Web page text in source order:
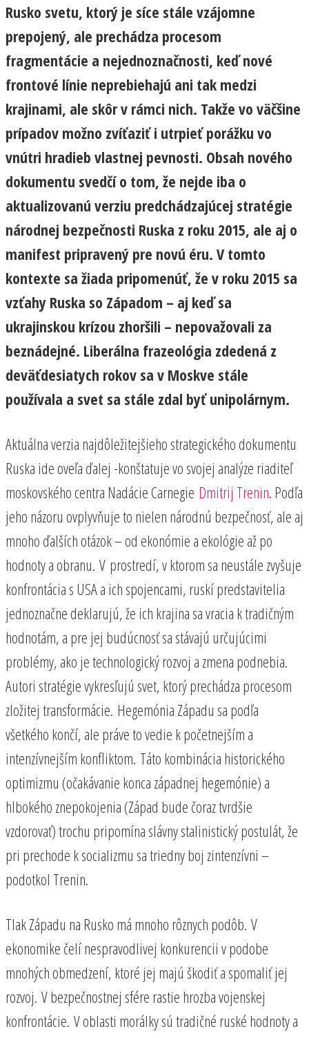
Rusko svetu, ktorý je síce stále vzájomne
prepojený, ale prechádza procesom
fragmentácie a nejednoznačnosti, keď nové
frontové línie neprebiehajú ani tak medzi
krajinami, ale skôr v rámci nich. Takže vo väčšine
prípadov možno zvíťaziť i utrpieť porážku vo
vnútri hradieb vlastnej pevnosti. Obsah nového
dokumentu svedčí o tom, že nejde iba o
aktualizovanú verziu predchádzajúcej stratégie
národnej bezpečnosti Ruska z roku 2015, ale aj o
manifest pripravený pre novú éru. V tomto
kontexte sa žiada pripomenúť, že v roku 2015 sa
vzťahy Ruska so Západom – aj keď sa
ukrajinskou krízou zhoršili – nepovažovali za
beznádejné. Liberálna frazeológia zdedená z
deväťdesiatych rokov sa v Moskve stále
používala a svet sa stále zdal byť unipolárnym.
Aktuálna verzia najdôležitejšieho strategického dokumentu
Ruska ide oveľa ďalej -konštatuje vo svojej analýze riaditeľ
moskovského centra Nadácie Carnegie Dmitrij Trenin. Podľa
jeho názoru ovplyvňuje to nielen národnú bezpečnosť, ale aj
mnoho ďalších otázok – od ekonómie a ekológie až po
hodnoty a obranu. V prostredí, v ktorom sa neustále zvyšuje
konfrontácia s USA a ich spojencami, ruskí predstavitelia
jednoznačne deklarujú, že ich krajina sa vracia k tradičným
hodnotám, a pre jej budúcnosť sa stávajú určujúcimi
problémy, ako je technologický rozvoj a zmena podnebia.
Autori stratégie vykresľujú svet, ktorý prechádza procesom
zložitej transformácie. Hegemónia Západu sa podľa
všetkého končí, ale práve to vedie k početnejším a
intenzívnejším konfliktom. Táto kombinácia historického
optimizmu (očakávanie konca západnej hegemónie) a
hlbokého znepokojenia (Západ bude čoraz tvrdšie
vzdorovať) trochu pripomína slávny stalinistický postulát, že
pri prechode k socializmu sa triedny boj zintenzívni –
podotkol Trenin.
Tlak Západu na Rusko má mnoho rôznych podôb. V
ekonomike čelí nespravodlivej konkurencii v podobe
mnohých obmedzení, ktoré jej majú škodiť a spomaliť jej
rozvoj. V bezpečnostnej sfére rastie hrozba vojenskej
konfrontácie. V oblasti morálky sú tradičné ruské hodnoty a